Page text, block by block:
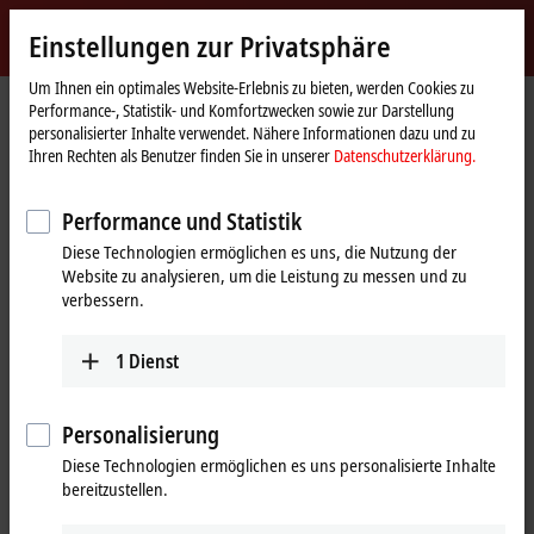
Beckhoff
-
New
Automation
Technology
myBeckhoff
StartseiteUnternehmen
News
Mit Klick auf "Akzeptieren" zeigen wir das Video und passen die
Einstellung zur Privatsphäre an, dabei wird externer Inhalt von
Vimeo geladen. Beachten Sie dazu bitte unsere
Einstellungen zur Privatsphäre
Um Ihnen ein optimales Website-Erlebnis zu bieten, werden Cookies zu
Performance-, Statistik- und Komfortzwecken sowie zur Darstellung
personalisierter Inhalte verwendet. Nähere Informationen dazu und zu
Ihren Rechten als Benutzer finden Sie in unserer Datenschutzerklärung.
Performance und Statistik
Diese Technologien ermöglichen es uns, die Nutzung der
Website zu analysieren, um die Leistung zu messen und zu
verbessern.
1 Dienst
Personalisierung
Diese Technologien ermöglichen es uns personalisierte Inhalte
bereitzustellen.